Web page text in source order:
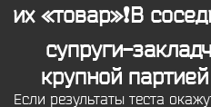
их «товар»❗В
супруги-
крупной
Если результаты теста